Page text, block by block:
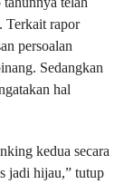
Terkait rapor
persoalan
Sedangkan
hal
kedua secara
jadi hijau,” tutup